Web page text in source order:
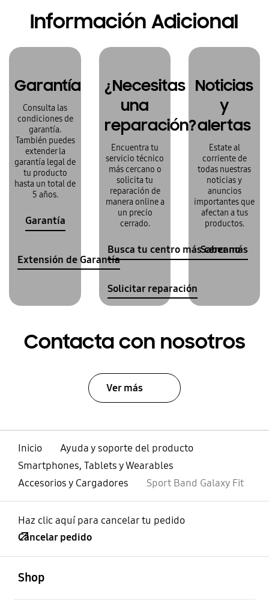
Información Adicional
Garantía
Consulta las
condiciones de
garantía.
También puedes
extender la
garantía legal de
tu producto
hasta un total de
5 años.
Garantía
Extensión de Garantía
¿Necesitas
una
reparación?
Encuentra tu
servicio técnico
más cercano o
solicita tu
reparación de
manera online a
un precio
cerrado.
Busca tu centro más cercano
Solicitar reparación
Noticias
y
alertas
Estate al
corriente de
todas nuestras
noticias y
anuncios
importantes que
afectan a tus
productos.
Saber más
Contacta con nosotros
Ver más
Inicio
Ayuda y soporte del producto
Smartphones, Tablets y Wearables
Accesorios y Cargadores
Sport Band Galaxy Fit
Haz clic aquí para cancelar tu pedido
Cancelar pedido
Shop